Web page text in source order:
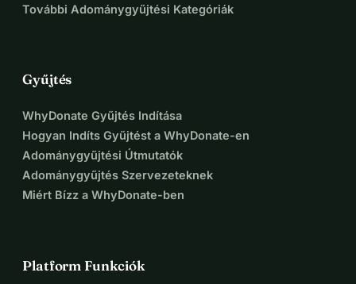
További Adománygyűjtési Kategóriák
Gyűjtés
WhyDonate Gyűjtés Indítása
Hogyan Indíts Gyűjtést a WhyDonate-en
Adománygyűjtési Útmutatók
Adománygyűjtés Szervezeteknek
Miért Bízz a WhyDonate-ben
Platform Funkciók